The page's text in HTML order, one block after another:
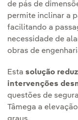
de pás de
permite inclinar a
facilitando a
necessidade de
obras de
Esta solução
intervenções
questões de
Tâmega a